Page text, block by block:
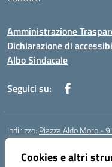
Cookies e altri
Amministrazione
Dichiarazione di
Albo Sindacale
Seguici su:
Indirizzo: Piazza Aldo Moro -
Centralino:
Posta elettronica certificata